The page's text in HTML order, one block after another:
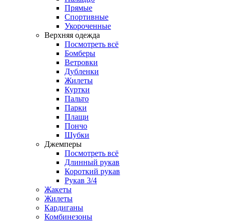
Прямые
Спортивные
Укороченные
Верхняя одежда
Посмотреть всё
Бомберы
Ветровки
Дубленки
Жилеты
Куртки
Пальто
Парки
Плащи
Пончо
Шубки
Джемперы
Посмотреть всё
Длинный рукав
Короткий рукав
Рукав 3/4
Жакеты
Жилеты
Кардиганы
Комбинезоны